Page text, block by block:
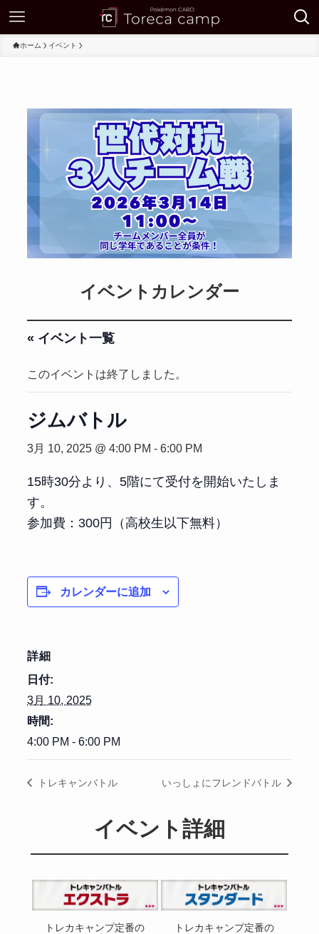
ホーム イベント
イベントカレンダー
« イベント一覧
このイベントは終了しました。
ジムバトル
3月 10, 2025 @ 4:00 PM - 6:00 PM
15時30分より、5階にて受付を開始いたしま
す。
参加費：300円（高校生以下無料）
カレンダーに追加
詳細
日付:
3月 10, 2025
時間:
4:00 PM - 6:00 PM
トレキャンバトル いっしょにフレンドバトル
イベント詳細
トレカキャンプ定番の
トレカキャンプ定番の